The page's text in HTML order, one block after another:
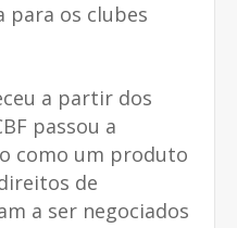
para os clubes
a partir dos
passou a
como um produto
de
a ser negociados